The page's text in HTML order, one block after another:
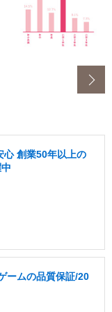
心 創業50年以上の
ームの品質保証/20